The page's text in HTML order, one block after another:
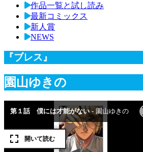
作品一覧と試し読み
最新コミックス
新人賞
NEWS
『ブレス』
園山ゆきの